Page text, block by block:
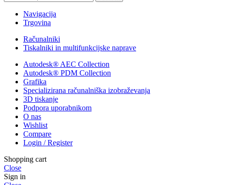
Navigacija
Trgovina
Računalniki
Tiskalniki in multifunkcijske naprave
Autodesk® AEC Collection
Autodesk® PDM Collection
Grafika
Specializirana računalniška izobraževanja
3D tiskanje
Podpora uporabnikom
O nas
Wishlist
Compare
Login / Register
Shopping cart
Close
Sign in